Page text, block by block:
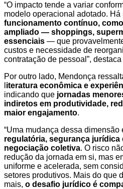
“O impacto tende a variar
modelo operacional adotado. Há
funcionamento contínuo,
ampliado — shoppings,
essenciais — que
custos e necessidade de
contratação de pessoal”,
Por outro lado, Mendonça
iteratura econômica e
indicando que jornadas
indiretos em produtividade,
maior engajamento.
“Uma mudança dessa dimensão
regulatória, segurança jurídica
negociação coletiva. O risco
redução da jornada em si, mas
uniforme e acelerada, sem
setores produtivos. Mais do que
mais, o desafio jurídico é